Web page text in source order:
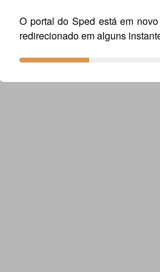
O portal do Sped está em
redirecionado em alguns